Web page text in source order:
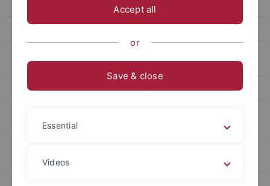
Tagung Traum, Halluzination, Phantasmagorie
Vormoderne"
Workshop Freiheit der Kunst
Umgangs im Europa der Frühen Neuzeit"
Accept all
or
Save & close
Essential
Videos